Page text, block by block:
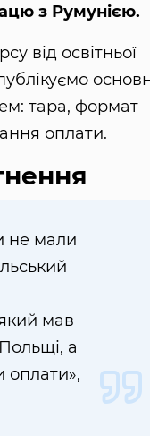
з Румунією.
від освітньої
тара, формат
оплати.
не мали
мав
а
оплати»,